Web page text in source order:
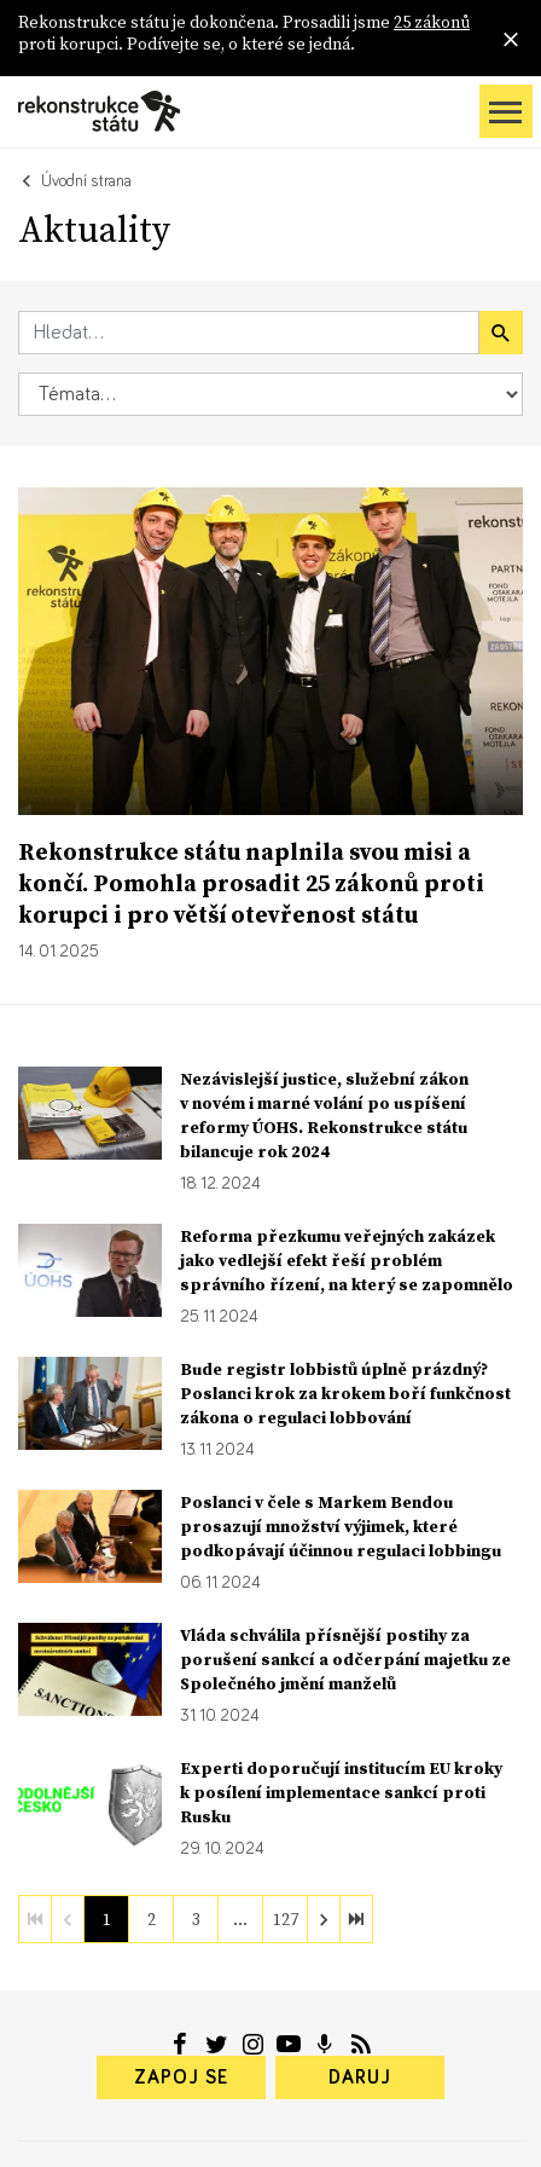
Rekonstrukce státu je dokončena. Prosadili jsme 25 zákonů
proti korupci. Podívejte se, o které se jedná.
Úvodní strana
Aktuality
Rekonstrukce státu naplnila svou misi a
končí. Pomohla prosadit 25 zákonů proti
korupci i pro větší otevřenost státu
14. 01. 2025
Nezávislejší justice, služební zákon
v novém i marné volání po uspíšení
reformy ÚOHS. Rekonstrukce státu
bilancuje rok 2024
18. 12. 2024
Reforma přezkumu veřejných zakázek
jako vedlejší efekt řeší problém
správního řízení, na který se zapomnělo
25. 11. 2024
Bude registr lobbistů úplně prázdný?
Poslanci krok za krokem boří funkčnost
zákona o regulaci lobbování
13. 11. 2024
Poslanci v čele s Markem Bendou
prosazují množství výjimek, které
podkopávají účinnou regulaci lobbingu
06. 11. 2024
Vláda schválila přísnější postihy za
porušení sankcí a odčerpání majetku ze
Společného jmění manželů
31. 10. 2024
Experti doporučují institucím EU kroky
k posílení implementace sankcí proti
Rusku
29. 10. 2024
1 2 3 … 127
ZAPOJ SE DARUJ